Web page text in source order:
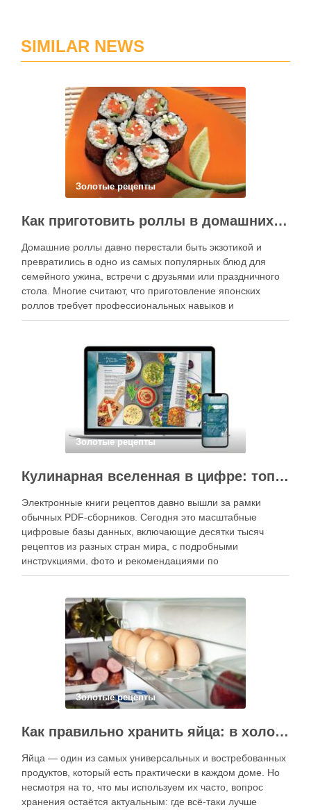
SIMILAR NEWS
Золотые рецепты
Как приготовить роллы в домашних условиях?
Домашние роллы давно перестали быть экзотикой и
превратились в одно из самых популярных блюд для
семейного ужина, встречи с друзьями или праздничного
стола. Многие считают, что приготовление японских
роллов требует профессиональных навыков и
специального оборудования, однако на практике сделать
кухне. Главное — …
Золотые рецепты
Кулинарная вселенная в цифре: топ-3 самых больших электронных книг рецептов
Электронные книги рецептов давно вышли за рамки
обычных PDF-сборников. Сегодня это масштабные
цифровые базы данных, включающие десятки тысяч
рецептов из разных стран мира, с подробными
инструкциями, фото и рекомендациями по
приготовлению. В отличие от печатных изданий,
контент, расширять коллекции блюд и добавлять новые
функции. Ниже …
Золотые рецепты
Как правильно хранить яйца: в холодильнике или на полке?
Яйца — один из самых универсальных и востребованных
продуктов, который есть практически в каждом доме. Но
несмотря на то, что мы используем их часто, вопрос
хранения остаётся актуальным: где всё-таки лучше